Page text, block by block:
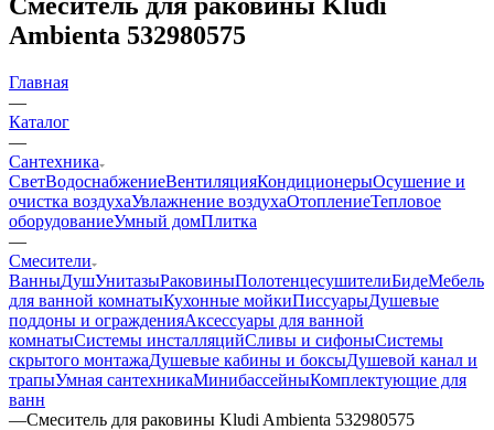
Ambienta 532980575
Главная
—
Каталог
—
Сантехника
СветВодоснабжениеВентиляцияКондиционерыОсушение и
очистка воздухаУвлажнение воздухаОтоплениеТепловое
оборудованиеУмный домПлитка
—
Смесители
ВанныДушУнитазыРаковиныПолотенцесушителиБидеМебель
для ванной комнатыКухонные мойкиПиссуарыДушевые
поддоны и огражденияАксессуары для ванной
комнатыСистемы инсталляцийСливы и сифоныСистемы
скрытого монтажаДушевые кабины и боксыДушевой канал и
трапыУмная сантехникаМинибассейныКомплектующие для
ванн
—Смеситель для раковины Kludi Ambienta 532980575